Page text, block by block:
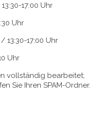
17:00 Uhr
Uhr
13:30-17:00 Uhr
Uhr
vollständig bearbeitet;
Sie Ihren SPAM-Ordner.